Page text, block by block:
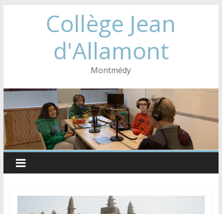
Collège Jean
d'Allamont
Montmédy